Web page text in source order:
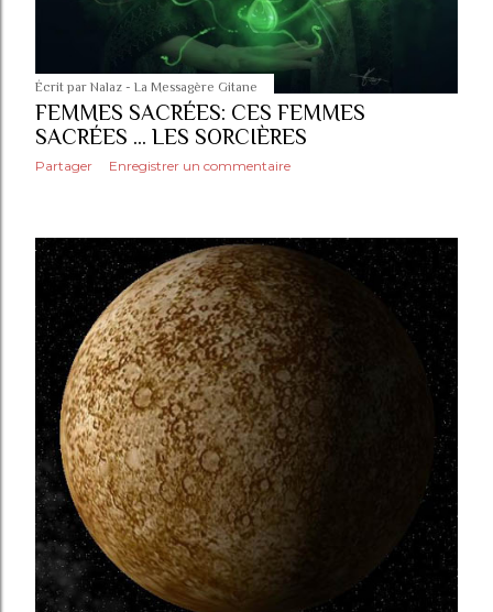
Écrit par Nalaz - La Messagère Gitane
FEMMES SACRÉES: CES FEMMES
SACRÉES ... LES SORCIÈRES
Partager Enregistrer un commentaire